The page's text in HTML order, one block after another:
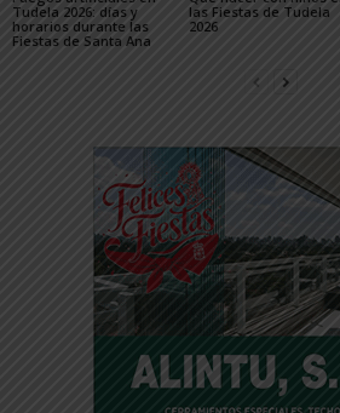
Tudela 2026: días y
horarios durante las
Fiestas de Santa Ana
las Fiestas de Tudela
2026